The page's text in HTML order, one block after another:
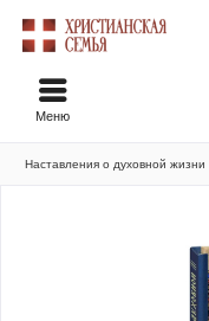
Меню
Наставления о духовной жизни